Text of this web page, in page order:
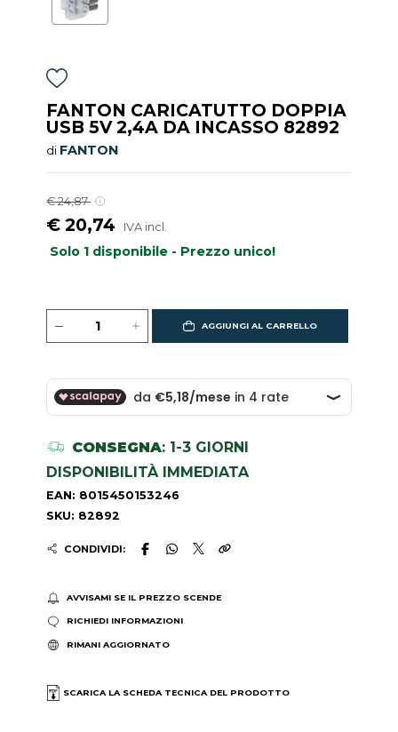
FANTON CARICATUTTO DOPPIA
USB 5V 2,4A DA INCASSO 82892
di FANTON
€ 24,87
€ 20,74 IVA incl.
Solo 1 disponibile - Prezzo unico!
AGGIUNGI AL CARRELLO
CONSEGNA: 1-3 GIORNI
DISPONIBILITÀ IMMEDIATA
EAN: 8015450153246
SKU: 82892
CONDIVIDI:
AVVISAMI SE IL PREZZO SCENDE
RICHIEDI INFORMAZIONI
RIMANI AGGIORNATO
SCARICA LA SCHEDA TECNICA DEL PRODOTTO